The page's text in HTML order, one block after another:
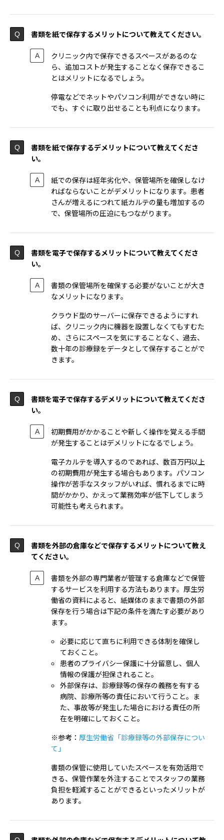
書類を紙で保存するメリットについて教えてください。
クリニック内で保存できるスペースがあるのな
ら、追加コストが発生することなく保存できるこ
とはメリットになるでしょう。
停電などでネットやパソコン利用ができない時に
でも、すぐに取り出せることも利点になります。
書類を紙で保存するデメリットについて教えてくださ
い。
紙での保存は経年劣化や、保管場所を確保しなけ
ればならないことがデメリットになります。患者
さんが増えるにつれて紙カルテの量も増加するの
で、保管場所の圧迫にもつながります。
書類を電子で保存するメリットについて教えてくださ
い。
書類の保管場所を確保する必要がないことが大き
なメリットになります。
クラウド型のサーバーに保存できるようにすれ
ば、クリニック内に機器を設置しなくてもすむた
め、さらにスペースを気にすることなく、過去、
数十年の診療録をデータとして保存することがで
きます。
書類を電子で保存するデメリットについて教えてくださ
い。
初期費用がかかることや新しく操作を覚える手間
が発生することはデメリットになるでしょう。
電子カルテを導入するのであれば、数百万円以上
の初期費用が発生する場合もあります。パソコン
操作が苦手なスタッフがいれば、慣れるまでに時
間がかかり、かえって業務効率が低下してしまう
可能性も考えられます。
書類を外部の倉庫などで保存するメリットについて教え
てください。
書類を外部の専門業者が管理する倉庫などで保管
するサービスを利用する方法もあります。厚生労
働省の資料によると、紙媒体のままで書類の外部
保存を行う場合は下記の条件を満たす必要があり
ます。
必要に応じて直ちに利用できる体制を確保し
ておくこと。
患者のプライバシー保護に十分留意し、個人
情報の保護が担保されること。
外部保存は、診療録等の保存の義務を有する
病院、診療所等の責任において行うこと。ま
た、事故等が発生した場合における責任の所
在を明確にしておくこと。
※参考： 厚生労働省「診療録等の外部保存につい
て」
書類の保管に使用していたスペースを有効活用で
きる、保管作業を外注することでスタッフの業務
負担を軽減することができるといったメリットが
あります。